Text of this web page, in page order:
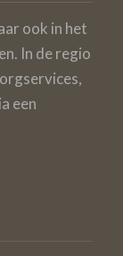
ook in het
In de regio
een